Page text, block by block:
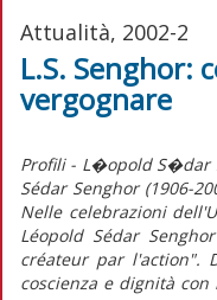
Attualità, 2002-2
L.S. Senghor:
vergognare
Profili - L�opold S�dar
Sédar Senghor (1906-
Nelle celebrazioni
Léopold Sédar
créateur par l'action".
coscienza e dignità